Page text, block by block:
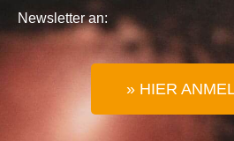
Newsletter an:
» HIER